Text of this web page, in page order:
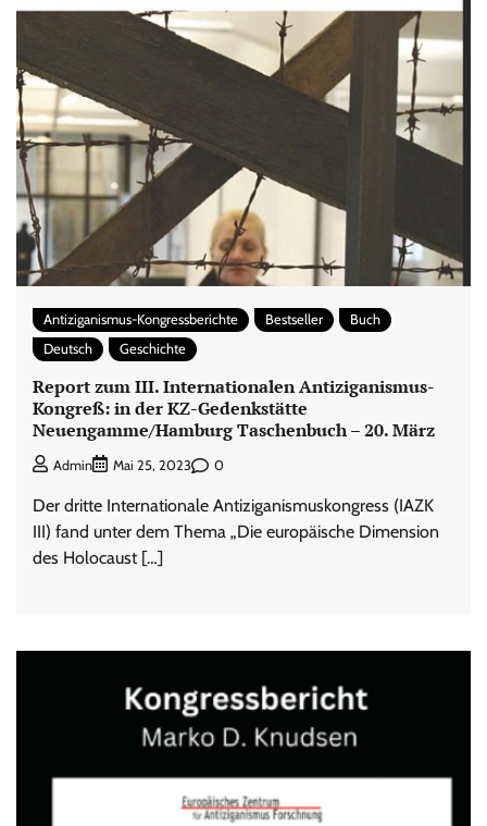
Antiziganismus-Kongressberichte Bestseller
Buch
Deutsch
Geschichte
Report zum III. Internationalen Antiziganismus-
Kongreß: in der KZ-Gedenkstätte
Neuengamme/Hamburg Taschenbuch – 20. März
Admin Mai 25, 2023 0
Der dritte Internationale Antiziganismuskongress (IAZK
III) fand unter dem Thema „Die europäische Dimension
des Holocaust […]